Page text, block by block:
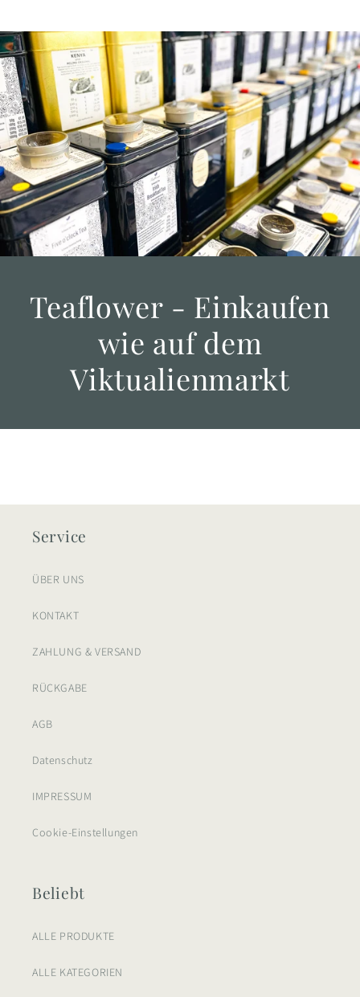
Teaflower - Einkaufen
wie auf dem
Viktualienmarkt
Service
ÜBER UNS
KONTAKT
ZAHLUNG & VERSAND
RÜCKGABE
AGB
Datenschutz
IMPRESSUM
Cookie-Einstellungen
Beliebt
ALLE PRODUKTE
ALLE KATEGORIEN